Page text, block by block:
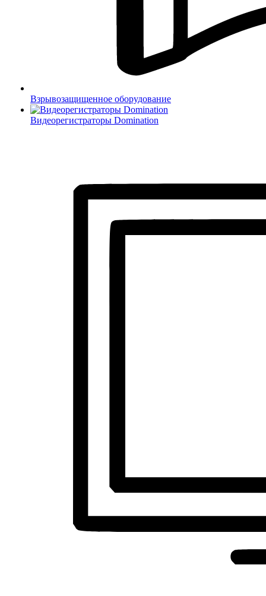
Взрывозащищенное оборудование
Видеорегистраторы Domination